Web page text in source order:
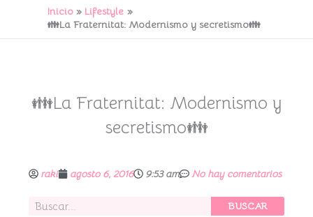
Inicio
Lifestyle
👪La Fraternitat: Modernismo y secretismo👪
👪La Fraternitat: Modernismo y
secretismo👪
raki agosto 6, 2016 9:53 am No hay comentarios
Buscar BUSCAR